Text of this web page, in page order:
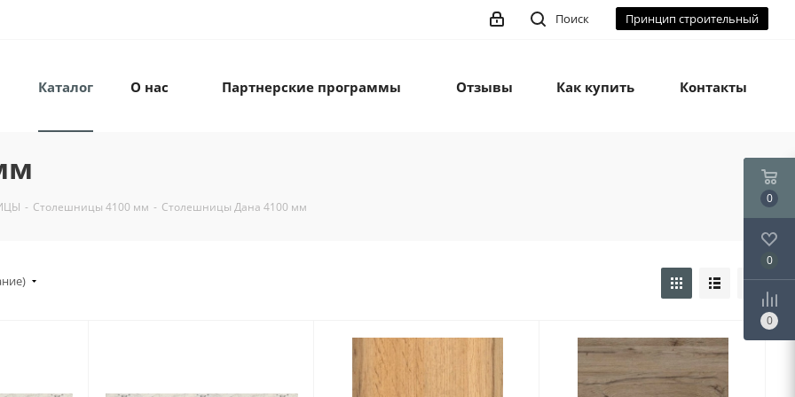
Принцип строительный
Поиск
Каталог О нас Партнерские программы Отзывы Как купить Контакты
- Столешницы 4100 мм - Столешницы Дана 4100 мм
0
0
0